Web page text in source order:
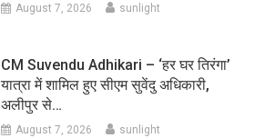
August 7, 2026 sunlight
CM Suvendu Adhikari – ‘हर घर तिरंगा’
यात्रा में शामिल हुए सीएम सुवेंदु अधिकारी,
अलीपुर से…
August 7, 2026 sunlight